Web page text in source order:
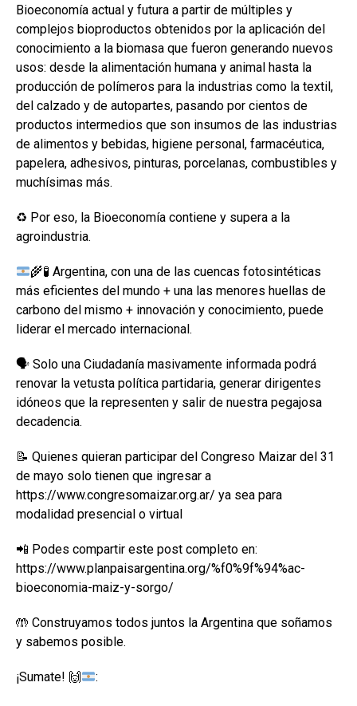
Bioeconomía actual y futura a partir de múltiples y
complejos bioproductos obtenidos por la aplicación del
conocimiento a la biomasa que fueron generando nuevos
usos: desde la alimentación humana y animal hasta la
producción de polímeros para la industrias como la textil,
del calzado y de autopartes, pasando por cientos de
productos intermedios que son insumos de las industrias
de alimentos y bebidas, higiene personal, farmacéutica,
papelera, adhesivos, pinturas, porcelanas, combustibles y
muchísimas más.
♻️ Por eso, la Bioeconomía contiene y supera a la
agroindustria.
🌾🧪 Argentina, con una de las cuencas fotosintéticas
más eficientes del mundo + una las menores huellas de
carbono del mismo + innovación y conocimiento, puede
liderar el mercado internacional.
🗣️ Solo una Ciudadanía masivamente informada podrá
renovar la vetusta política partidaria, generar dirigentes
idóneos que la representen y salir de nuestra pegajosa
decadencia.
📝 Quienes quieran participar del Congreso Maizar del 31
de mayo solo tienen que ingresar a
https://www.congresomaizar.org.ar/ ya sea para
modalidad presencial o virtual
📲 Podes compartir este post completo en:
https://www.planpaisargentina.org/%f0%9f%94%ac-
bioeconomia-maiz-y-sorgo/
🤲 Construyamos todos juntos la Argentina que soñamos
y sabemos posible.
¡Sumate! 🙌 :